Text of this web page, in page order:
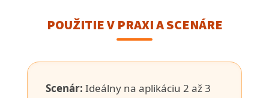
POUŽITIE V PRAXI A SCENÁRE
Scenár: Ideálny na aplikáciu 2 až 3